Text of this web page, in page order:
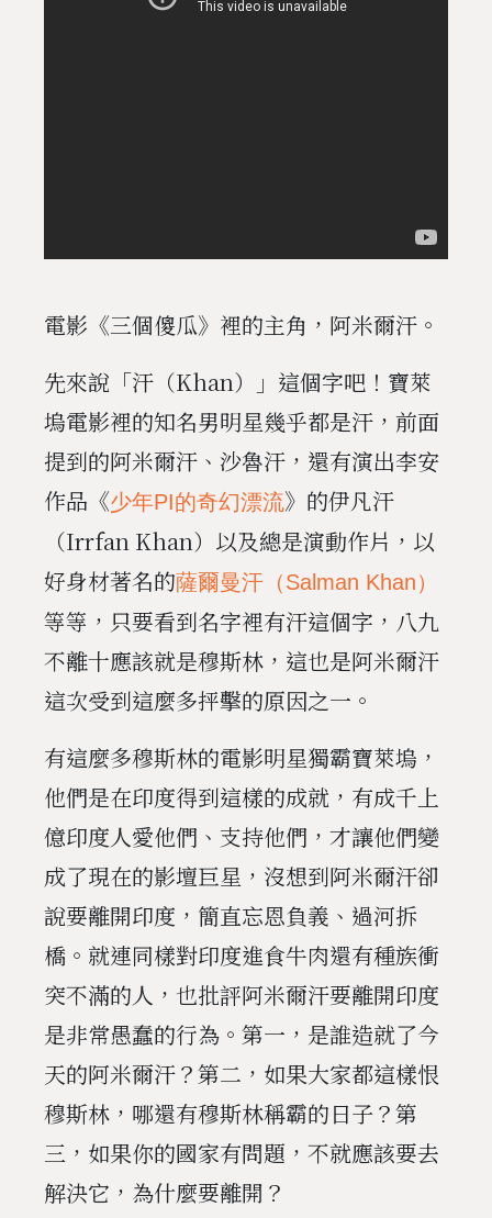
電影《三個傻瓜》裡的主角，阿米爾汗。
先來說「汗（Khan）」這個字吧！寶萊
塢電影裡的知名男明星幾乎都是汗，前面
提到的阿米爾汗、沙魯汗，還有演出李安
作品《少年PI的奇幻漂流》的伊凡汗
（Irrfan Khan）以及總是演動作片，以
好身材著名的薩爾曼汗（Salman Khan）
等等，只要看到名字裡有汗這個字，八九
不離十應該就是穆斯林，這也是阿米爾汗
這次受到這麼多抨擊的原因之一。
有這麼多穆斯林的電影明星獨霸寶萊塢，
他們是在印度得到這樣的成就，有成千上
億印度人愛他們、支持他們，才讓他們變
成了現在的影壇巨星，沒想到阿米爾汗卻
說要離開印度，簡直忘恩負義、過河拆
橋。就連同樣對印度進食牛肉還有種族衝
突不滿的人，也批評阿米爾汗要離開印度
是非常愚蠢的行為。第一，是誰造就了今
天的阿米爾汗？第二，如果大家都這樣恨
穆斯林，哪還有穆斯林稱霸的日子？第
三，如果你的國家有問題，不就應該要去
解決它，為什麼要離開？